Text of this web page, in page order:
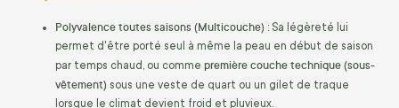
Polyvalence toutes saisons (Multicouche) : Sa légèreté lui
permet d'être porté seul à même la peau en début de saison
par temps chaud, ou comme première couche technique (sous-
vêtement) sous une veste de quart ou un gilet de traque
lorsque le climat devient froid et pluvieux.